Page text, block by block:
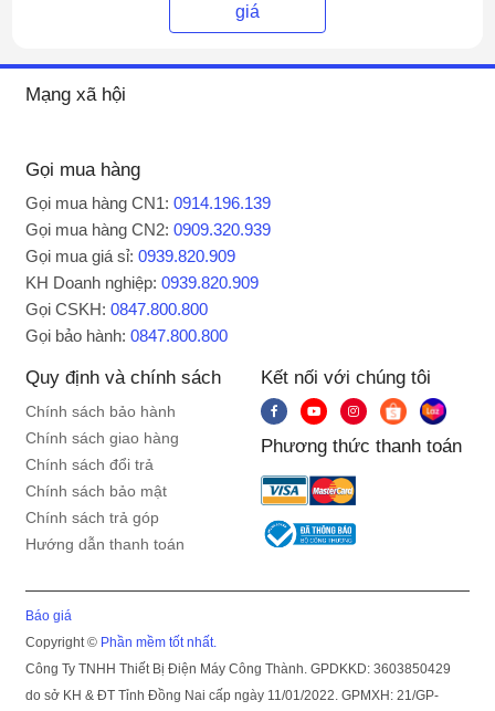
giá
Kết nối với chúng tôi
Phương thức thanh toán
Gọi mua hàng
Gọi mua hàng CN1:0914.196.139
Gọi mua hàng CN2:0909.320.939
Gọi mua giá sỉ:0939.820.909
KH Doanh nghiệp:0939.820.909
Gọi CSKH:0847.800.800
Gọi bảo hành:0847.800.800
Quy định và chính sách
Chính sách bảo hành
Chính sách giao hàng
Chính sách đổi trả
Chính sách bảo mật
Chính sách trả góp
Hướng dẫn thanh toán
Mạng xã hội
Báo giá
Copyright © Phần mềm tốt nhất.
Công Ty TNHH Thiết Bị Điện Máy Công Thành. GPDKKD: 3603850429
do sở KH & ĐT Tỉnh Đồng Nai cấp ngày 11/01/2022. GPMXH: 21/GP-